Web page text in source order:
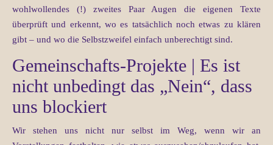
wohlwollendes (!) zweites Paar Augen die eigenen Texte
überprüft und erkennt, wo es tatsächlich noch etwas zu klären
gibt – und wo die Selbstzweifel einfach unberechtigt sind.
Gemeinschafts-Projekte | Es ist
nicht unbedingt das „Nein“, dass
uns blockiert
Wir stehen uns nicht nur selbst im Weg, wenn wir an